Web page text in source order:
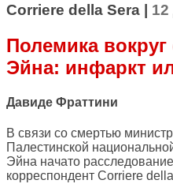
Corriere della Sera | 12
Полемика
Эйна: инфаркт
Давиде Фраттини
В связи со смертью
Палестинской
Эйна начато
корреспондент Corriere